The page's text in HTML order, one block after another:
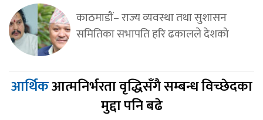
काठमाडौं– राज्य व्यवस्था तथा सुशासन
समितिका सभापति हरि ढकालले देशको
आर्थिकआत्मनिर्भरता वृद्धिसँगै सम्बन्ध विच्छेदका
मुद्दा पनि बढे